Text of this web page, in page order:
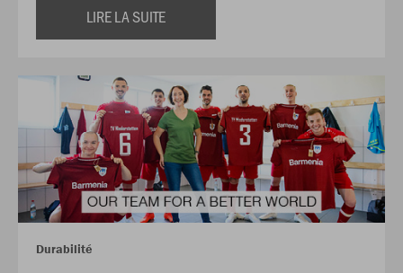
LIRE LA SUITE
Durabilité